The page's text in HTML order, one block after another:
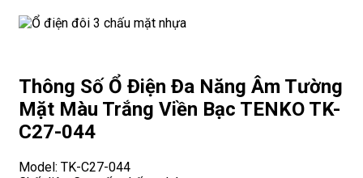
Thông Số Ổ Điện Đa Năng Âm Tường
Mặt Màu Trắng Viền Bạc TENKO TK-
C27-044
Model: TK-C27-044